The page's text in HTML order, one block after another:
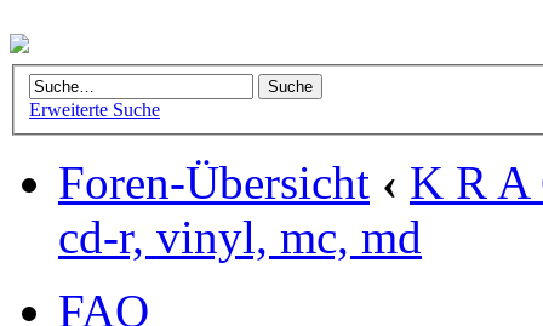
Erweiterte Suche
Foren-Übersicht ‹ K R A
cd-r, vinyl, mc, md
FAQ